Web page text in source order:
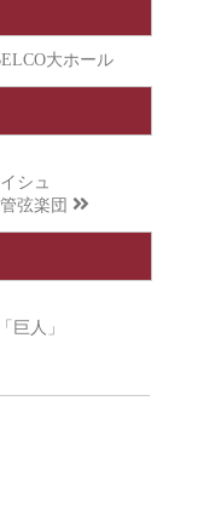
大ホール
シュ
弦楽団
巨人」